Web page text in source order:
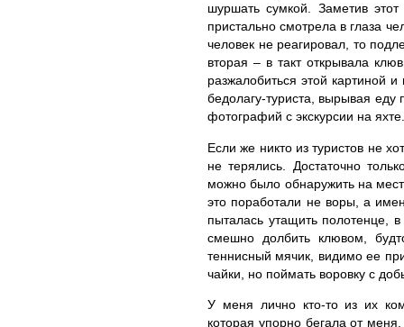
шуршать сумкой. Заметив
пристально смотрела в глаза
человек не реагировал, то
вторая – в такт открывала
разжалобиться этой картиной
бедолагу-туриста, вырывая
фотографий с экскурсии на яхте.
Если же никто из туристов не
не терялись. Достаточно
можно было обнаружить на
это поработали не воры, а
пыталась утащить полотенце,
смешно долбить клювом,
теннисный мячик, видимо ее
чайки, но поймать воровку с
У меня лично кто-то из их
которая упорно бегала от